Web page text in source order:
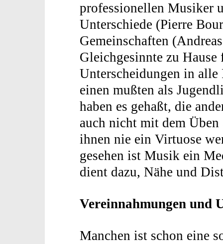
professionellen Musiker
Unterschiede (Pierre
Gemeinschaften
Gleichgesinnte zu
Unterscheidungen in
einen mußten als
haben es gehaßt, die
auch nicht mit dem Üben
ihnen nie ein Virtuose
gesehen ist Musik ein
dient dazu, Nähe und
Vereinnahmungen und
Manchen ist schon eine